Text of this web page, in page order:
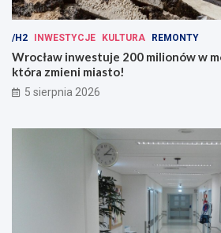
/H2 INWESTYCJE KULTURA REMONTY
Wrocław inwestuje 200 milionów w
która zmieni miasto!
5 sierpnia 2026